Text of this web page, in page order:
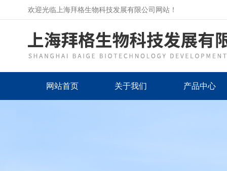
欢迎光临上海拜格生物科技发展有限公司网站！
网站首页 关于我们 产品中心